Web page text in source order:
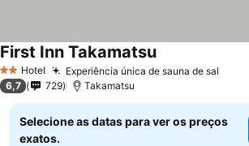
2 Estrelas
Hotel Experiência única de sauna de sal
First Inn Takamatsu
6,7 729 Takamatsu
Selecione as datas para ver os preços
exatos.